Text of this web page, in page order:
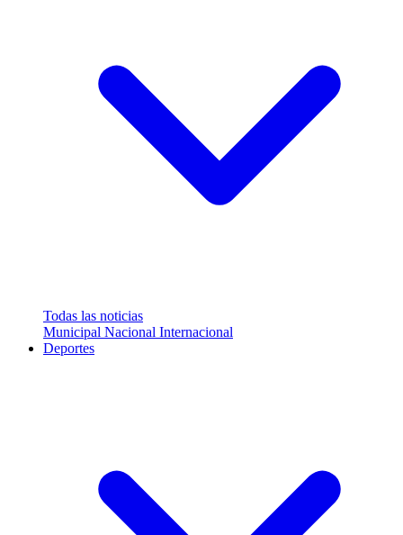
Todas las noticias
Municipal Nacional Internacional
Deportes